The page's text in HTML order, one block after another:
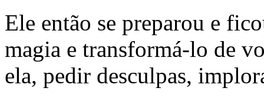
Ele então se preparou e
magia e transformá-lo de
ela, pedir desculpas,